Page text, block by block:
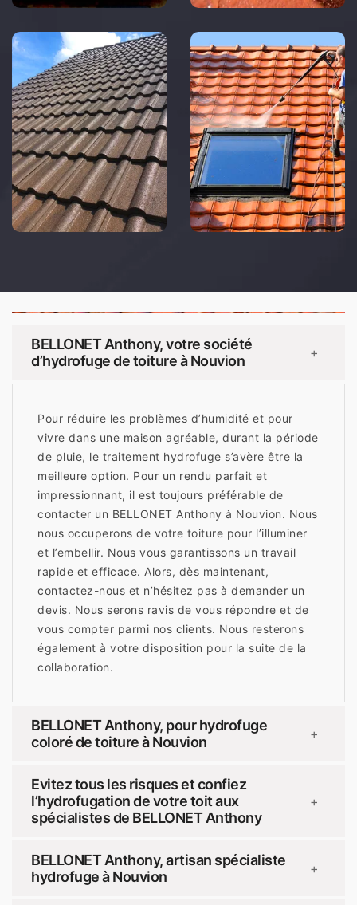
BELLONET Anthony, votre société
d’hydrofuge de toiture à Nouvion
+
Pour réduire les problèmes d’humidité et pour
vivre dans une maison agréable, durant la période
de pluie, le traitement hydrofuge s’avère être la
meilleure option. Pour un rendu parfait et
impressionnant, il est toujours préférable de
contacter un BELLONET Anthony à Nouvion. Nous
nous occuperons de votre toiture pour l’illuminer
et l’embellir. Nous vous garantissons un travail
rapide et efficace. Alors, dès maintenant,
contactez-nous et n’hésitez pas à demander un
devis. Nous serons ravis de vous répondre et de
vous compter parmi nos clients. Nous resterons
également à votre disposition pour la suite de la
collaboration.
BELLONET Anthony, pour hydrofuge
coloré de toiture à Nouvion
+
Evitez tous les risques et confiez
l’hydrofugation de votre toit aux
spécialistes de BELLONET Anthony
+
BELLONET Anthony, artisan spécialiste
hydrofuge à Nouvion
+